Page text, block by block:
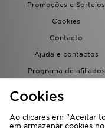
Promoções e Sorteios
Cookies
Contacto
Ajuda e contactos
Programa de afiliados
Cookies
Ao clicares em "Aceitar
em armazenar cookies